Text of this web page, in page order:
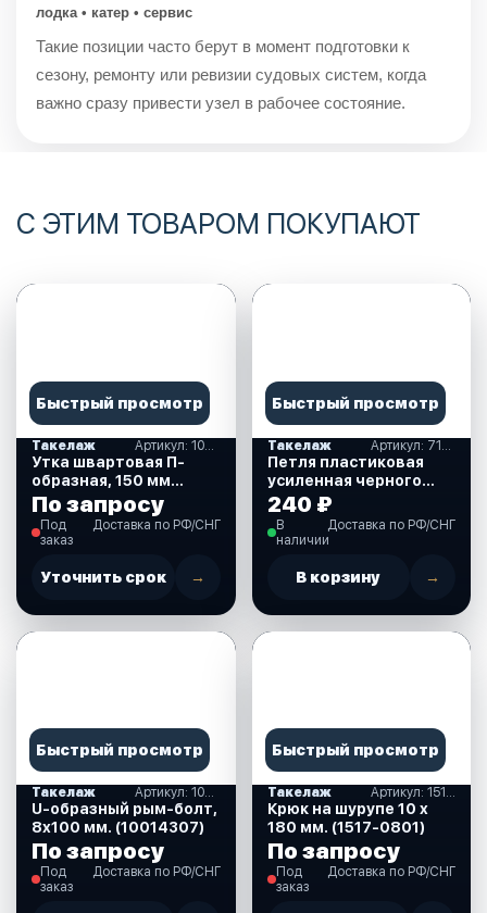
лодка • катер • сервис
Такие позиции часто берут в момент подготовки к
сезону, ремонту или ревизии судовых систем, когда
важно сразу привести узел в рабочее состояние.
С ЭТИМ ТОВАРОМ ПОКУПАЮТ
Быстрый просмотр
Такелаж
Утка швартовая П-
образная, 150 мм
(10249267)
По запросу
Под
заказ
Доставка по РФ/СНГ
Уточнить срок →
Быстрый просмотр
Такелаж
Петля пластиковая
усиленная черного
цвета100х50мм
(710144)
240 ₽
В
наличии
Доставка по РФ/СНГ
В корзину →
Быстрый просмотр
Такелаж
U-образный рым-болт,
8х100 мм. (10014307)
По запросу
Под
заказ
Доставка по РФ/СНГ
Быстрый просмотр
Такелаж
Крюк на шурупе 10 х
180 мм. (1517-0801)
По запросу
Под
заказ
Доставка по РФ/СНГ